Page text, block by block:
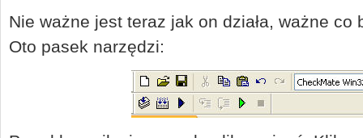
Nie ważne jest teraz jak on działa, ważne co
Oto pasek narzędzi: